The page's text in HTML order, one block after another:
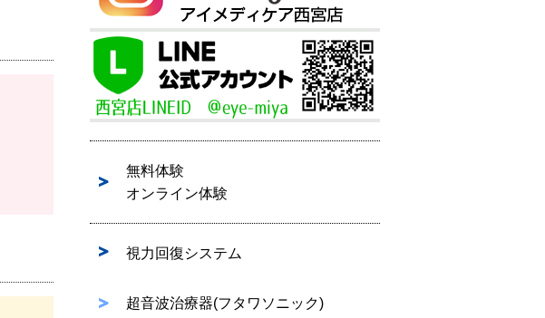
無料体験
オンライン体験
視力回復システム
超音波治療器(フタワソニック)